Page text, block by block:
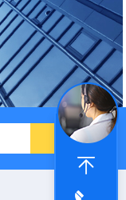
拉力试验机